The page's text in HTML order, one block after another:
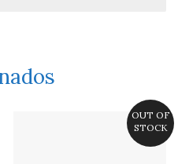
OUT OF
STOCK